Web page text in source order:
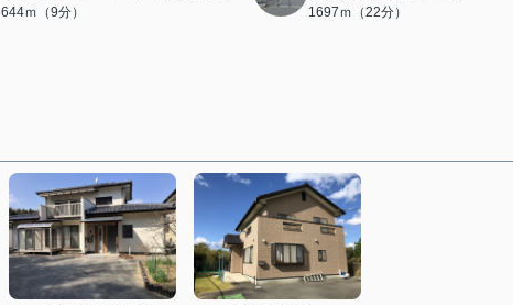
644ｍ（9分） 1697ｍ（22分）